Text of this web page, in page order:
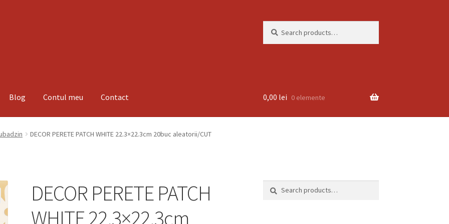
for:
Blog Contul meu Contact
noi InformatiiMagazin Plată
0,00 lei 0 elemente
DECOR PERETE PATCH WHITE 22.3×22.3cm 20buc aleatorii/CUT
DECOR PERETE PATCH
WHITE 22.3×22.3cm
Search
Search